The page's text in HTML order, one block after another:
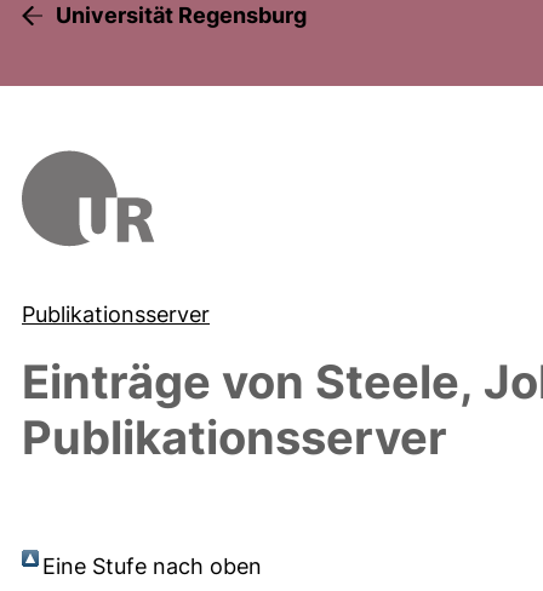
Universität Regensburg
Publikationsserver
Einträge von Steele,
Publikationsserver
Eine Stufe nach oben